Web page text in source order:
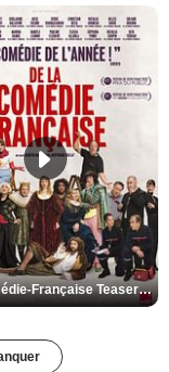
De la Comédie-Française Teaser VF